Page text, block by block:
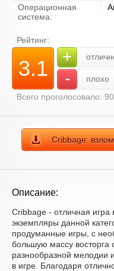
Операционная
система:
Рейтинг:
3.1 +
-
плохо
Всего проголосовало:
Cribbage:
Описание:
Cribbage - отличная
экземпляры данной
продуманные игры, с
большую массу восторга
разнообразной мелодии
в игре. Благодаря